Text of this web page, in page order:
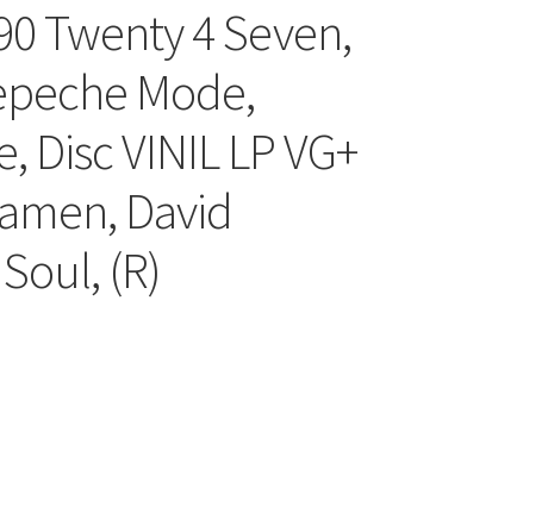
Twenty 4 Seven,
Mode,
Disc VINIL LP VG+
David
(R)